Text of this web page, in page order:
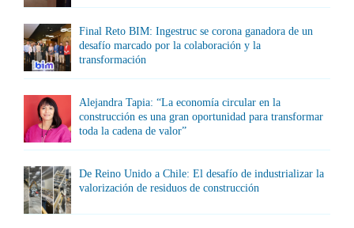
Final Reto BIM: Ingestruc se corona ganadora de un
desafío marcado por la colaboración y la
transformación
Alejandra Tapia: “La economía circular en la
construcción es una gran oportunidad para transformar
toda la cadena de valor”
De Reino Unido a Chile: El desafío de industrializar la
valorización de residuos de construcción